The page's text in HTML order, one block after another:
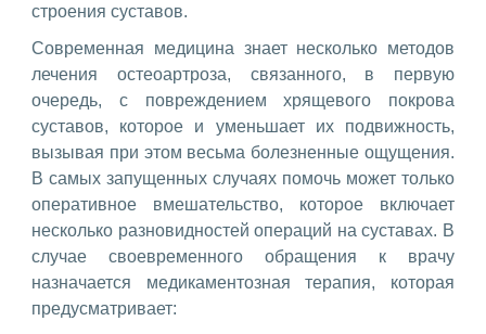
строения суставов.
Современная медицина знает несколько методов
лечения остеоартроза, связанного, в первую
очередь, с повреждением хрящевого покрова
суставов, которое и уменьшает их подвижность,
вызывая при этом весьма болезненные ощущения.
В самых запущенных случаях помочь может только
оперативное вмешательство, которое включает
несколько разновидностей операций на суставах. В
случае своевременного обращения к врачу
назначается медикаментозная терапия, которая
предусматривает: